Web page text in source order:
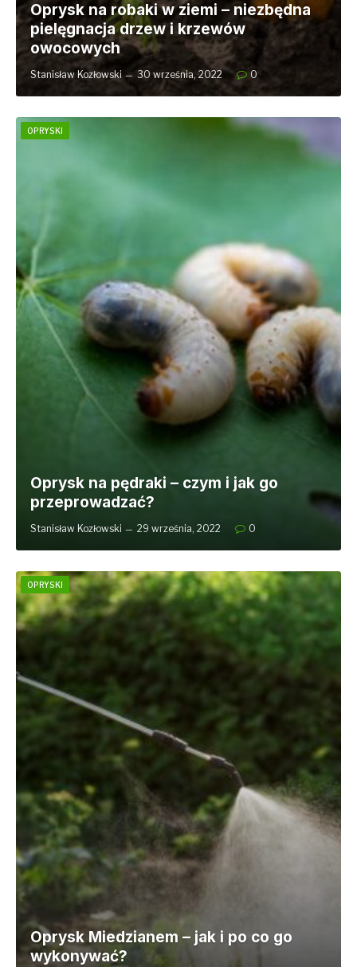
Oprysk na robaki w ziemi – niezbędna
pielęgnacja drzew i krzewów
owocowych
Stanisław Kozłowski 30 września, 2022 0
OPRYSKI
Oprysk na pędraki – czym i jak go
przeprowadzać?
Stanisław Kozłowski 29 września, 2022 0
OPRYSKI
Oprysk Miedzianem – jak i po co go
wykonywać?